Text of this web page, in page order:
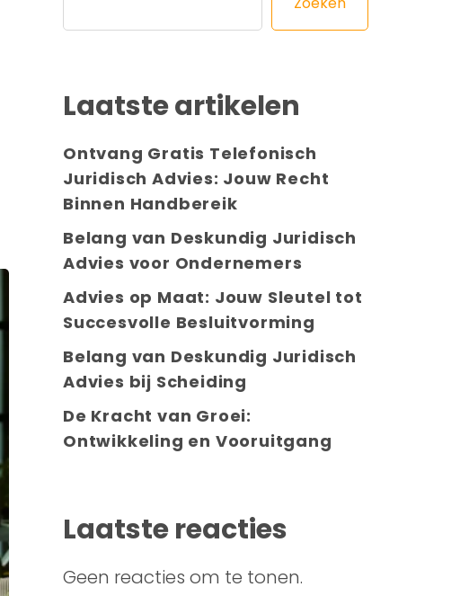
Laatste artikelen
Ontvang Gratis Telefonisch
Juridisch Advies: Jouw Recht
Binnen Handbereik
Belang van Deskundig Juridisch
Advies voor Ondernemers
Advies op Maat: Jouw Sleutel tot
Succesvolle Besluitvorming
Belang van Deskundig Juridisch
Advies bij Scheiding
De Kracht van Groei:
Ontwikkeling en Vooruitgang
Laatste reacties
Geen reacties om te tonen.